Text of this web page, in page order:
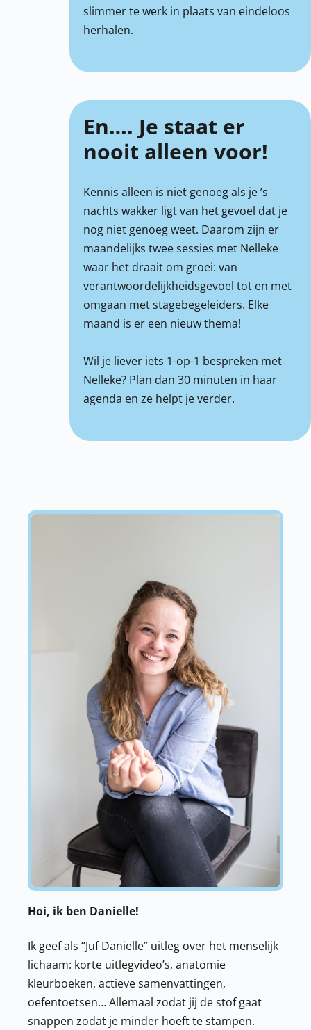
slimmer te werk in plaats van eindeloos
herhalen.
En…. Je staat er
nooit alleen voor!
Kennis alleen is niet genoeg als je ’s
nachts wakker ligt van het gevoel dat je
nog niet genoeg weet. Daarom zijn er
maandelijks twee sessies met Nelleke
waar het draait om groei: van
verantwoordelijkheidsgevoel tot en met
omgaan met stagebegeleiders. Elke
maand is er een nieuw thema!
Wil je liever iets 1-op-1 bespreken met
Nelleke? Plan dan 30 minuten in haar
agenda en ze helpt je verder.
Hoi, ik ben Danielle!
Ik geef als “Juf Danielle” uitleg over het menselijk
lichaam: korte uitlegvideo’s, anatomie
kleurboeken, actieve samenvattingen,
oefentoetsen… Allemaal zodat jij de stof gaat
snappen zodat je minder hoeft te stampen.